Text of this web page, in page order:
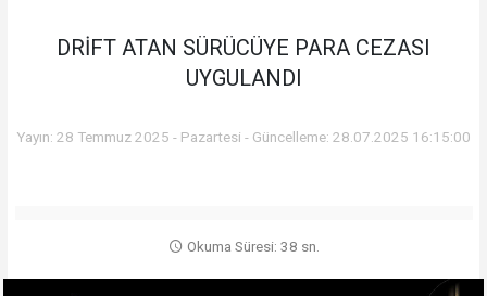
DRİFT ATAN SÜRÜCÜYE PARA CEZASI
UYGULANDI
Yayın: 28 Temmuz 2025 - Pazartesi - Güncelleme: 28.07.2025 16:15:00
Okuma Süresi: 38 sn.